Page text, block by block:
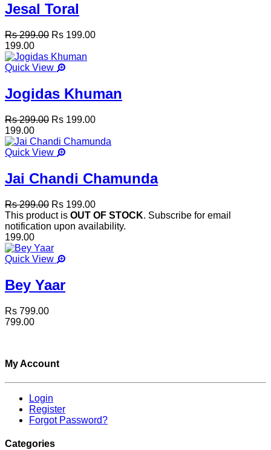
Jesal Toral
Rs 299.00 Rs 199.00
199.00
Quick View
Jogidas Khuman
Rs 299.00 Rs 199.00
199.00
Quick View
Jai Chandi Chamunda
Rs 299.00 Rs 199.00
This product is OUT OF STOCK. Subscribe for email
notification upon availability.
199.00
Quick View
Bey Yaar
Rs 799.00
799.00
My Account
Login
Register
Forgot Password?
Categories